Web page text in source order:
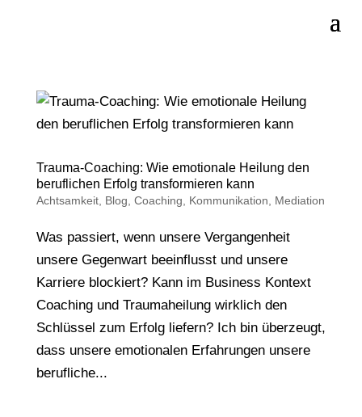
Trauma-Coaching: Wie emotionale Heilung den
beruflichen Erfolg transformieren kann
Achtsamkeit, Blog Coaching Kommunikation Mediation
Was passiert, wenn unsere Vergangenheit
unsere Gegenwart beeinflusst und unsere
Karriere blockiert? Kann im Business Kontext
Coaching und Traumaheilung wirklich den
Schlüssel zum Erfolg liefern? Ich bin überzeugt,
dass unsere emotionalen Erfahrungen unsere
berufliche...